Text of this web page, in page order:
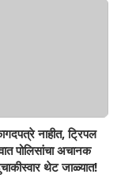
नाहीत, ट्रिपल
पोलिसांचा अचानक
थेट जाळ्यात!